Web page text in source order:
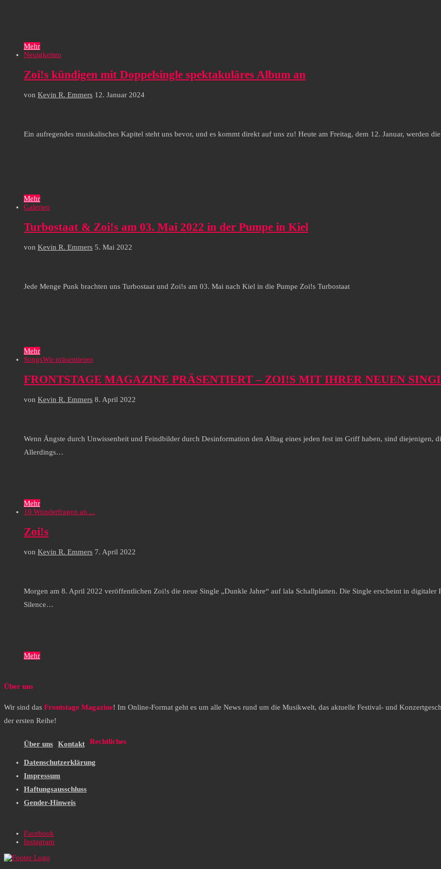
Mehr
Neuigkeiten
Zoi!s kündigen mit Doppelsingle spektakuläres Album an
von Kevin R. Emmers 12. Januar 2024
Ein aufregendes musikalisches Kapitel steht uns bevor, und es kommt direkt auf uns zu! Heute am Freitag, dem 12. Januar,
Mehr
Galerien
Turbostaat & Zoi!s am 03. Mai 2022 in der Pumpe in Kiel
von Kevin R. Emmers 5. Mai 2022
Jede Menge Punk brachten uns Turbostaat und Zoi!s am 03. Mai nach Kiel in die Pumpe Zoi!s Turbostaat
Mehr
SongsWir präsentieren
FRONTSTAGE MAGAZINE PRÄSENTIERT – ZOI!S MIT IHRER NEUEN
von Kevin R. Emmers 8. April 2022
Wenn Ängste durch Unwissenheit und Feindbilder durch Desinformation den Alltag eines jeden fest im Griff haben, sind
Allerdings…
Mehr
10 Wunderfragen an ...
Zoi!s
von Kevin R. Emmers 7. April 2022
Morgen am 8. April 2022 veröffentlichen Zoi!s die neue Single „Dunkle Jahre“ auf lala Schallplatten. Die Single erscheint in
Silence…
Mehr
Über uns
Wir sind das Frontstage Magazine! Im Online-Format geht es um alle News rund um die Musikwelt, das aktuelle Festival- und
der ersten Reihe!
Über uns Kontakt Rechtliches
Datenschutzerklärung
Impressum
Haftungsausschluss
Gender-Hinweis
Facebook
Instagram